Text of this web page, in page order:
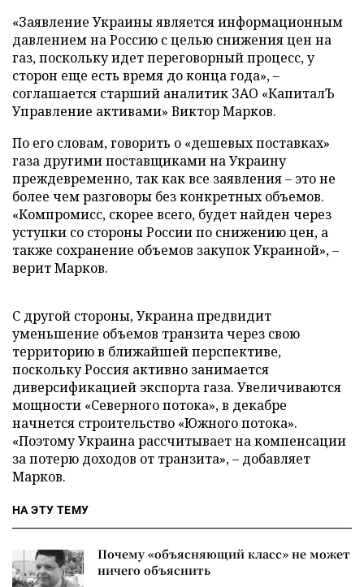
«Заявление Украины является информационным
давлением на Россию с целью снижения цен на
газ, поскольку идет переговорный процесс, у
сторон еще есть время до конца года», –
соглашается старший аналитик ЗАО «КапиталЪ
Управление активами» Виктор Марков.
По его словам, говорить о «дешевых поставках»
газа другими поставщиками на Украину
преждевременно, так как все заявления – это не
более чем разговоры без конкретных объемов.
«Компромисс, скорее всего, будет найден через
уступки со стороны России по снижению цен, а
также сохранение объемов закупок Украиной», –
верит Марков.
С другой стороны, Украина предвидит
уменьшение объемов транзита через свою
территорию в ближайшей перспективе,
поскольку Россия активно занимается
диверсификацией экспорта газа. Увеличиваются
мощности «Северного потока», в декабре
начнется строительство «Южного потока».
«Поэтому Украина рассчитывает на компенсации
за потерю доходов от транзита», – добавляет
Марков.
НА ЭТУ ТЕМУ
Почему «объясняющий класс» не может
ничего объяснить